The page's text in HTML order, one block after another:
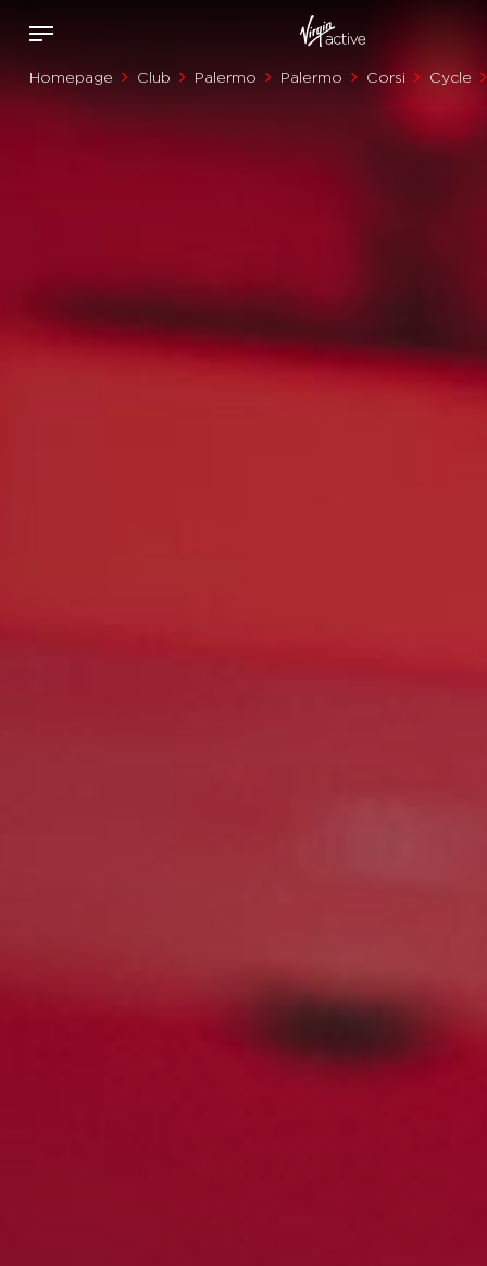
Homepage Club Palermo Palermo Corsi Cycle